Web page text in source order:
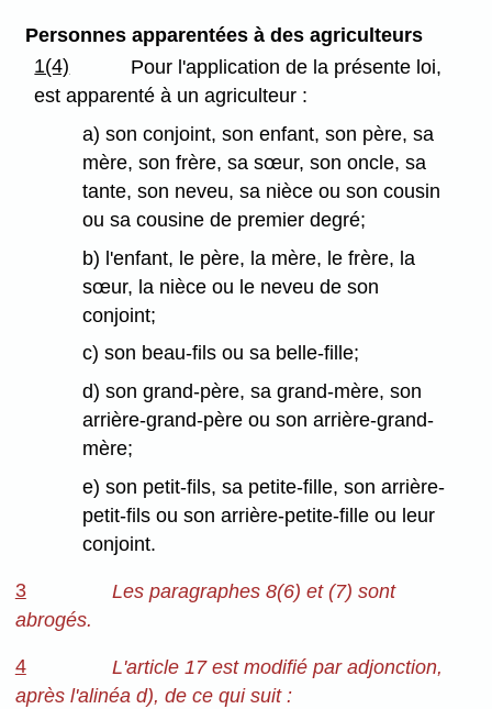
Personnes apparentées à des agriculteurs
1(4)
Pour l'application de la présente loi,
est apparenté à un agriculteur :
a) son conjoint, son enfant, son père, sa
mère, son frère, sa sœur, son oncle, sa
tante, son neveu, sa nièce ou son cousin
ou sa cousine de premier degré;
b) l'enfant, le père, la mère, le frère, la
sœur, la nièce ou le neveu de son
conjoint;
c) son beau-fils ou sa belle-fille;
d) son grand-père, sa grand-mère, son
arrière-grand-père ou son arrière-grand-
mère;
e) son petit-fils, sa petite-fille, son arrière-
petit-fils ou son arrière-petite-fille ou leur
conjoint.
3
Les paragraphes 8(6) et (7) sont
abrogés.
4
L'article 17 est modifié par adjonction,
après l'alinéa d), de ce qui suit :